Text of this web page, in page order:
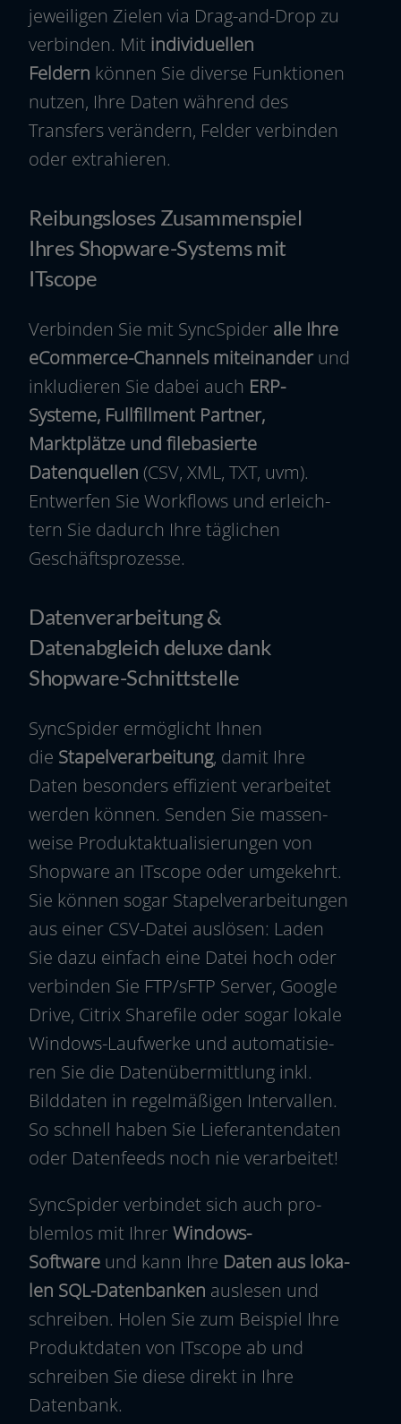
jewei­li­gen Zielen via Drag-and-Drop zu
ver­bin­den. Mit indi­vi­du­el­len
Feldern kön­nen Sie diver­se Funktionen
nut­zen, Ihre Daten wäh­rend des
Transfers ver­än­dern, Felder ver­bin­den
oder extrahieren.
Reibungsloses Zusammenspiel
Ihres Shopware-Systems mit
ITscope
Verbinden Sie mit SyncSpider alle Ihre
eCommerce-Channels mit­ein­an­derund
inklu­die­ren Sie dabei auch ERP-
Systeme, Fullfillment Partner,
Marktplätze und file­ba­sier­te
Datenquellen (CSV, XML, TXT, uvm).
Entwerfen Sie Workflows und erleich­
tern Sie dadurch Ihre täg­li­chen
Geschäftsprozesse.
Datenverarbeitung &
Datenabgleich deluxe dank
Shopware-Schnittstelle
SyncSpider ermög­licht Ihnen
die Stapelverarbeitung, damit Ihre
Daten beson­ders effi­zi­ent ver­ar­bei­tet
wer­den kön­nen. Senden Sie mas­sen­
wei­se Produktaktualisierungen von
Shopware an ITscope oder umge­kehrt.
Sie kön­nen sogar Stapelverarbeitungen
aus einer CSV-Datei aus­lö­sen: Laden
Sie dazu ein­fach eine Datei hoch oder
ver­bin­den Sie FTP/sFTP Server, Google
Drive, Citrix Sharefile oder sogar loka­le
Windows-Laufwerke und auto­ma­ti­sie­
ren Sie die Datenübermittlung inkl.
Bilddaten in regel­mä­ßi­gen Intervallen.
So schnell haben Sie Lieferantendaten
oder Datenfeeds noch nie verarbeitet!
SyncSpider ver­bin­det sich auch pro­
blem­los mit IhrerWindows-
Softwareund kann Ihre Daten aus loka­
len SQL-Datenbanken aus­le­sen und
schrei­ben. Holen Sie zum Beispiel Ihre
Produktdaten von ITscope ab und
schrei­ben Sie die­se direkt in Ihre
Datenbank.